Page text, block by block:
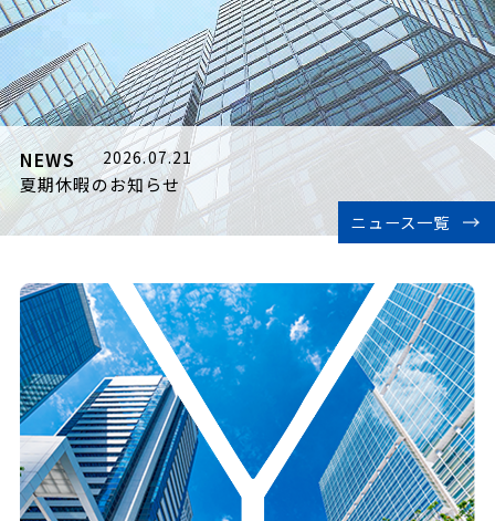
NEWS 2026.07.21
夏期休暇のお知らせ
ニュース一覧